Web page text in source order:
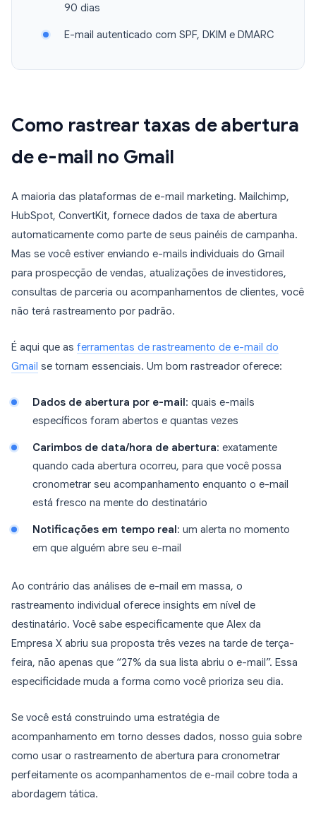
90 dias
E-mail autenticado com SPF, DKIM e DMARC
Como rastrear taxas de abertura
de e-mail no Gmail
A maioria das plataformas de e-mail marketing. Mailchimp,
HubSpot, ConvertKit, fornece dados de taxa de abertura
automaticamente como parte de seus painéis de campanha.
Mas se você estiver enviando e-mails individuais do Gmail
para prospecção de vendas, atualizações de investidores,
consultas de parceria ou acompanhamentos de clientes, você
não terá rastreamento por padrão.
É aqui que as ferramentas de rastreamento de e-mail do
Gmail se tornam essenciais. Um bom rastreador oferece:
Dados de abertura por e-mail : quais e-mails
específicos foram abertos e quantas vezes
Carimbos de data/hora de abertura: exatamente
quando cada abertura ocorreu, para que você possa
cronometrar seu acompanhamento enquanto o e-mail
está fresco na mente do destinatário
Notificações em tempo real : um alerta no momento
em que alguém abre seu e-mail
Ao contrário das análises de e-mail em massa, o
rastreamento individual oferece insights em nível de
destinatário. Você sabe especificamente que Alex da
Empresa X abriu sua proposta três vezes na tarde de terça-
feira, não apenas que “27% da sua lista abriu o e-mail”. Essa
especificidade muda a forma como você prioriza seu dia.
Se você está construindo uma estratégia de
acompanhamento em torno desses dados, nosso guia sobre
como usar o rastreamento de abertura para cronometrar
perfeitamente os acompanhamentos de e-mail cobre toda a
abordagem tática.